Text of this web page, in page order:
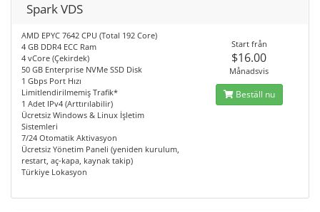
Spark VDS
AMD EPYC 7642 CPU (Total 192 Core)
4 GB DDR4 ECC Ram
4 vCore (Çekirdek)
50 GB Enterprise NVMe SSD Disk
1 Gbps Port Hızı
Limitlendirilmemiş Trafik*
1 Adet IPv4 (Arttırılabilir)
Ücretsiz Windows & Linux İşletim
Sistemleri
7/24 Otomatik Aktivasyon
Ücretsiz Yönetim Paneli (yeniden kurulum,
restart, aç-kapa, kaynak takip)
Türkiye Lokasyon
Start från
$16.00
Månadsvis
Beställ nu